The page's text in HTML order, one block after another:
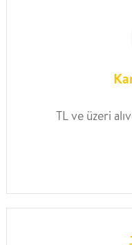
TL ve üzeri